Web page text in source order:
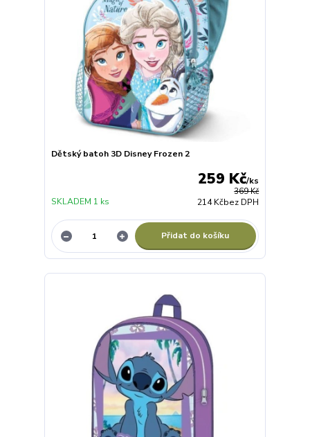
Dětský batoh 3D Disney Frozen 2
369 Kč
259 Kč/ks
214 Kčbez DPH
SKLADEM 1 ks
Přidat do košíku